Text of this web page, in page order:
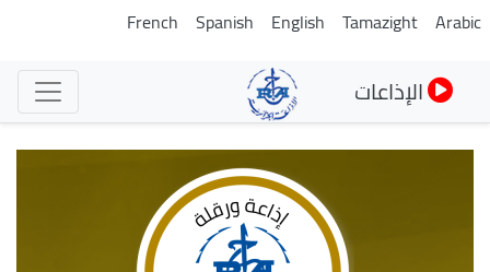
تجاوز
Arabic
Tamazight
English
Spanish
French
الإذاعات